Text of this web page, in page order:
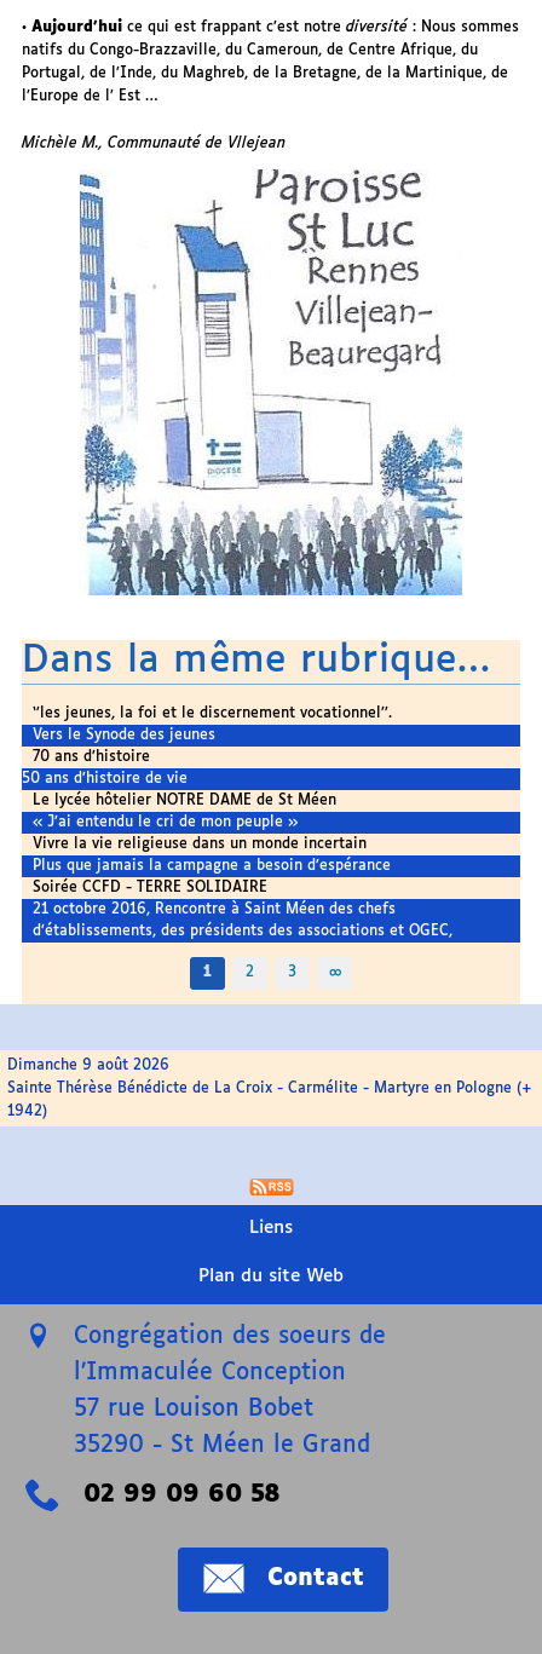
•Aujourd’hui ce qui est frappant c’est notrediversité : Nous sommes
natifs du Congo-Brazzaville, du Cameroun, de Centre Afrique, du
Portugal, de l’Inde, du Maghreb, de la Bretagne, de la Martinique, de
l’Europe de l’ Est …
Michèle M., Communauté de Vllejean
Dans la même rubrique…
‘’les jeunes, la foi et le discernement vocationnel’’.
Vers le Synode des jeunes
70 ans d’histoire
50 ans d’histoire de vie
Le lycée hôtelier NOTRE DAME de St Méen
« J’ai entendu le cri de mon peuple »
Vivre la vie religieuse dans un monde incertain
Plus que jamais la campagne a besoin d’espérance
Soirée CCFD - TERRE SOLIDAIRE
21 octobre 2016, Rencontre à Saint Méen des chefs
d’établissements, des présidents des associations et OGEC,
1 2 3 ∞
Dimanche 9 août 2026
Sainte Thérèse Bénédicte de La Croix - Carmélite - Martyre en Pologne (+
1942)
Liens
Plan du site Web
Congrégation des soeurs de
l’Immaculée Conception
57 rue Louison Bobet
35290 - St Méen le Grand
02 99 09 60 58
Contact